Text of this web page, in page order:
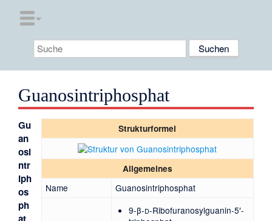
Guanosintriphosphat
Strukturformel
Allgemeines
Name Guanosintriphosphat
9-β-D-Ribofuranosylguanin-5′-
Gu
an
osi
ntr
iph
os
ph